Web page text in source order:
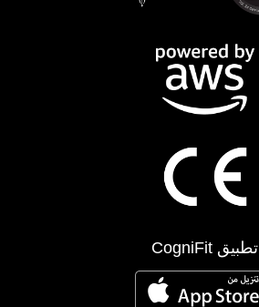
تطبيق CogniFit